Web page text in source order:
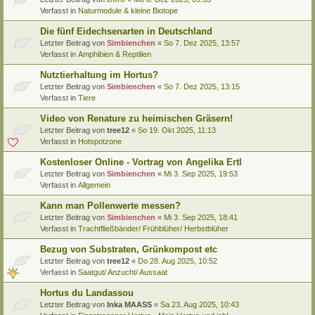
Verfasst in Naturmodule & kleine Biotope
Die fünf Eidechsenarten in Deutschland
Letzter Beitrag von Simbienchen « So 7. Dez 2025, 13:57
Verfasst in Amphibien & Reptilien
Nutztierhaltung im Hortus?
Letzter Beitrag von Simbienchen « So 7. Dez 2025, 13:15
Verfasst in Tiere
Video von Renature zu heimischen Gräsern!
Letzter Beitrag von tree12 « So 19. Okt 2025, 11:13
Verfasst in Hotspotzone
Kostenloser Online - Vortrag von Angelika Ertl
Letzter Beitrag von Simbienchen « Mi 3. Sep 2025, 19:53
Verfasst in Allgemein
Kann man Pollenwerte messen?
Letzter Beitrag von Simbienchen « Mi 3. Sep 2025, 18:41
Verfasst in Trachtfließbänder/ Frühblüher/ Herbstblüher
Bezug von Substraten, Grünkompost etc
Letzter Beitrag von tree12 « Do 28. Aug 2025, 10:52
Verfasst in Saatgut/ Anzucht/ Aussaat
Hortus du Landassou
Letzter Beitrag von Inka MAASS « Sa 23. Aug 2025, 10:43